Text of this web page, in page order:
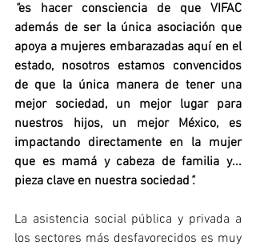
"es hacer consciencia de que VIFAC
además de ser la única asociación que
apoya a mujeres embarazadas aquí en el
estado, nosotros estamos convencidos
de que la única manera de tener una
mejor sociedad, un mejor lugar para
nuestros hijos, un mejor México, es
impactando directamente en la mujer
que es mamá y cabeza de familia y...
pieza clave en nuestra sociedad ".
La asistencia social pública y privada a
los sectores más desfavorecidos es muy